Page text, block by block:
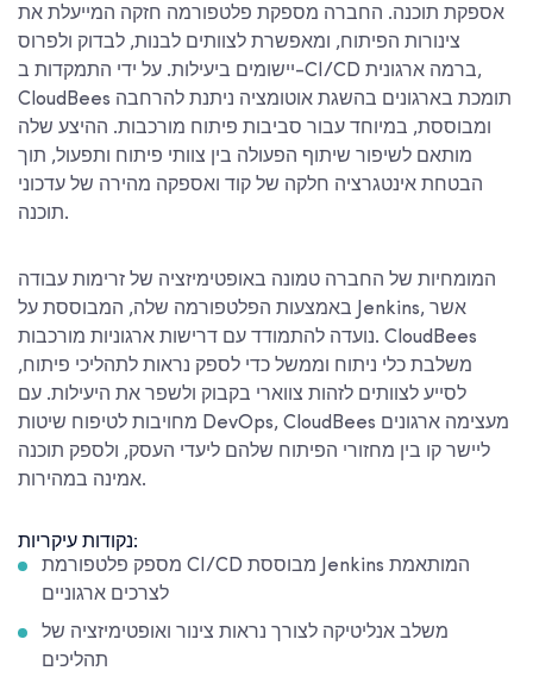
אספקת תוכנה. החברה מספקת פלטפורמה חזקה המייעלת את
צינורות הפיתוח, ומאפשרת לצוותים לבנות, לבדוק ולפרוס
יישומים ביעילות. על ידי התמקדות ב-CI/CD ברמה ארגונית,
CloudBees תומכת בארגונים בהשגת אוטומציה ניתנת להרחבה
ומבוססת, במיוחד עבור סביבות פיתוח מורכבות. ההיצע שלה
מותאם לשיפור שיתוף הפעולה בין צוותי פיתוח ותפעול, תוך
הבטחת אינטגרציה חלקה של קוד ואספקה מהירה של עדכוני
תוכנה.
המומחיות של החברה טמונה באופטימיזציה של זרימות עבודה
באמצעות הפלטפורמה שלה, המבוססת על Jenkins, אשר
נועדה להתמודד עם דרישות ארגוניות מורכבות. CloudBees
משלבת כלי ניתוח וממשל כדי לספק נראות לתהליכי פיתוח,
לסייע לצוותים לזהות צווארי בקבוק ולשפר את היעילות. עם
מחויבות לטיפוח שיטות DevOps, CloudBees מעצימה ארגונים
ליישר קו בין מחזורי הפיתוח שלהם ליעדי העסק, ולספק תוכנה
אמינה במהירות.
נקודות עיקריות:
מספק פלטפורמת CI/CD מבוססת Jenkins המותאמת
לצרכים ארגוניים
משלב אנליטיקה לצורך נראות צינור ואופטימיזציה של
תהליכים